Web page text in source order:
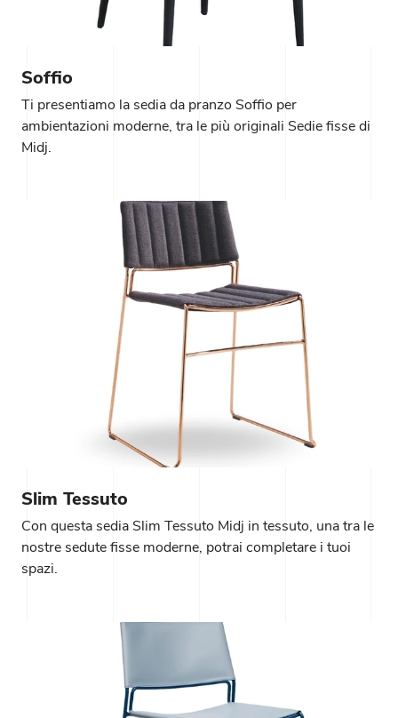
Soffio
Ti presentiamo la sedia da pranzo Soffio per
ambientazioni moderne, tra le più originali Sedie fisse di
Midj.
Slim Tessuto
Con questa sedia Slim Tessuto Midj in tessuto, una tra le
nostre sedute fisse moderne, potrai completare i tuoi
spazi.